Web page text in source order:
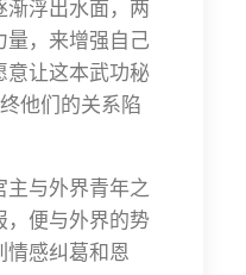
渐浮出水面，两
量，来增强自己
意让这本武功秘
他们的关系陷
与外界青年之
，便与外界的势
情感纠葛和恩